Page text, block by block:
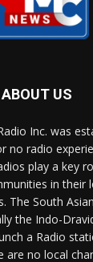
ABOUT US
Inc. was
no radio
play a key
in their
The South
the Indo-
a Radio
are no local